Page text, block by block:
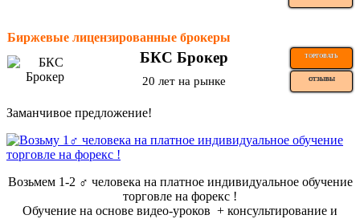
Биржевые лицензированные брокеры
БКС Брокер ТОРГОВАТЬ
20 лет на рынке ОТЗЫВЫ
Заманчивое предложение!
Возьмем 1-2 ‍♂️ человека на платное индивидуальное обучение
торговле на форекс !
Обучение на основе видео-уроков ️ + консультирование и